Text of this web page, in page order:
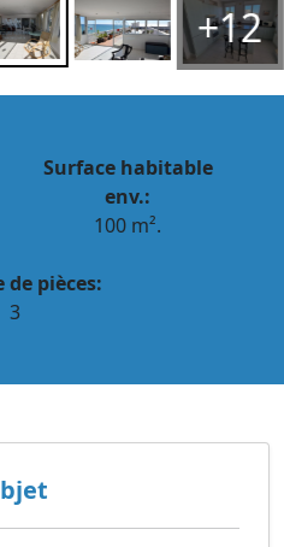
+12
Surface habitable
env.:
100 m².
de pièces:
3